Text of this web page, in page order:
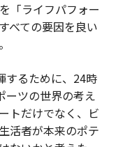
「ライフパフォー
べての要因を良い
するために、24時
ーツの世界の考え
トだけでなく、ビ
活者が本来のポテ